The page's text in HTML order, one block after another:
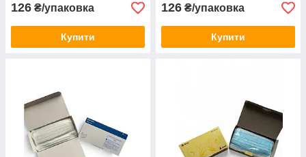
126 ₴/упаковка
Купити
126 ₴/упаковка
Купити